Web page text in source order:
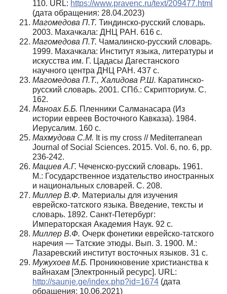
110. URL: https://www.pravenc.ru/text/209477.html
(дата обращения: 28.04.2023)
Магомедова П.Т. Тиндинско-русский словарь.
2003. Махачкала: ДНЦ РАН. 616 с.
Магомедова П.Т. Чамалинско-русский словарь.
1999. Махачкала: Институт языка, литературы и
искусства им. Г. Цадасы Дагестанского
научного центра ДНЦ РАН. 437 с.
Магомедова П.Т., Халидова Р.Ш. Каратинско-
русский словарь. 2001. СПб.: Скрипториум. С.
162.
Маноах Б.Б. Пленники Салманасара (Из
истории евреев Восточного Кавказа). 1984.
Иерусалим. 160 с.
Махмудова С.М. It is my cross // Mediterranean
Journal of Social Sciences. 2015. Vol. 6, no. 6, pp.
236-242.
Мациев А.Г. Чеченско-русский словарь. 1961.
М.: Государственное издательство иностранных
и национальных словарей. С. 208.
Миллер В.Ф. Материалы для изучения
еврейско-татского языка. Введение, тексты и
словарь. 1892. Санкт-Петербург:
Императорская Академия Наук. 92 с.
Миллер В.Ф. Очерк фонетики еврейско-татского
наречия — Татские этюды. Вып. 3. 1900. М.:
Лазаревский институт восточных языков. 31 с.
Мужухоев М.Б. Проникновение христианства к
вайнахам [Электронный ресурс]. URL:
http://saunje.ge/index.php?id=1674 (дата
обращения: 10.06.2021)